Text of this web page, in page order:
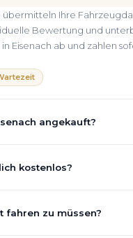
übermitteln Ihre
Bewertung und
Eisenach ab und zahlen
angekauft?
fließt transparent in
Faire Bewertung
kostenlos?
und die aktuelle
fahren zu müssen?